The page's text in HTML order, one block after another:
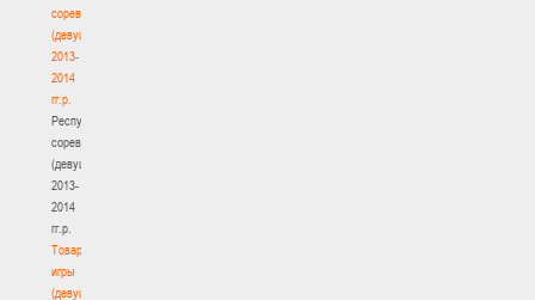
соревнования
(девушки)
2013-
2014
гг.р.
Республиканские
соревнования
(девушки)
2013-
2014
гг.р.
Товарищеские
игры
(девушки)